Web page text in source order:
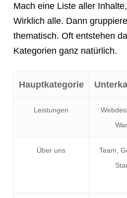
Mach eine Liste aller
Wirklich alle. Dann
thematisch. Oft entstehen
Kategorien ganz natürlich.
Hauptkategorie
Leistungen
Über uns
Team,